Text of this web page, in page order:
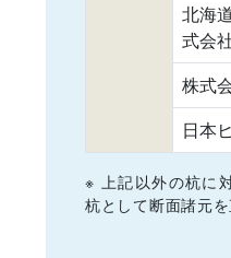
北海
式会
株式
日本
※ 上記以外の杭に
杭として断面諸元を